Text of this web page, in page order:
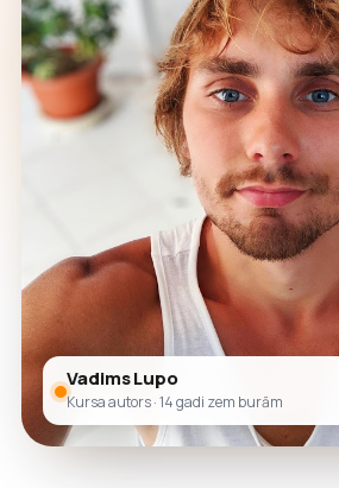
Vadims Lupo
Kursa autors · 14 gadi zem burām